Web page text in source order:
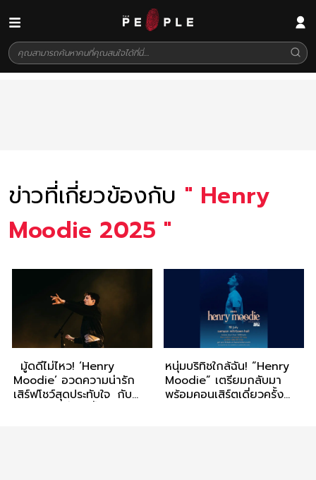
ข่าวที่เกี่ยวข้องกับ " Henry
Moodie 2025 "
มู้ดดีไม่ไหว! ‘Henry
Moodie’ อวดความน่ารัก
เสิร์ฟโชว์สุดประทับใจ กับ
หนุ่มบริทิชใกล้ฉัน! “Henry
Moodie” เตรียมกลับมา
พร้อมคอนเสิร์ตเดี่ยวครั้ง